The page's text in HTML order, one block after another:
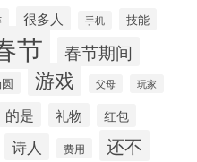
很多人 手机 技能
节 春节期间
游戏 父母 玩家
的是 礼物 红包
诗人 费用 还不